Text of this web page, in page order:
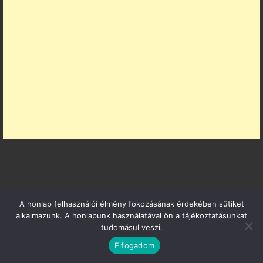
PARTNER OLDALAK
A honlap felhasználói élmény fokozásának érdekében sütiket
alkalmazunk. A honlapunk használatával ön a tájékoztatásunkat
tudomásul veszi.
Elfogadom